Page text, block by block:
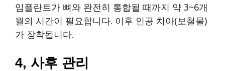
임플란트가 뼈와 완전히 통합될 때까지 약 3~6개
월의 시간이 필요합니다. 이후 인공 치아(보철물)
가 장착됩니다.
4, 사후 관리